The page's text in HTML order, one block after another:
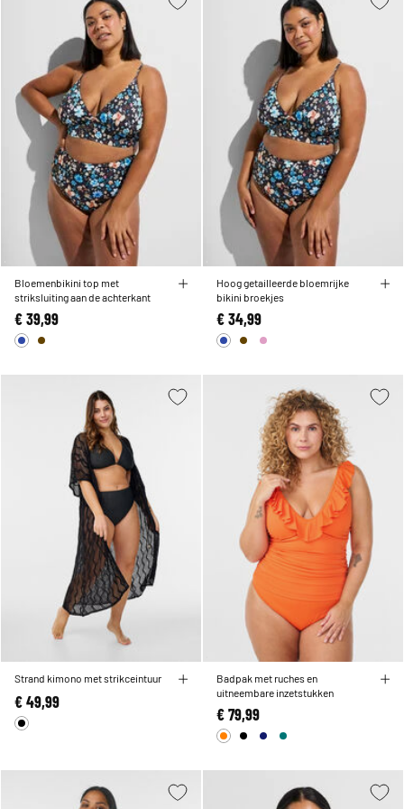
Bloemenbikini top met
striksluiting aan de achterkant
€ 39,99
Hoog getailleerde bloemrijke
bikini broekjes
€ 34,99
Strand kimono met strikceintuur
€ 49,99
Badpak met ruches en
uitneembare inzetstukken
€ 79,99